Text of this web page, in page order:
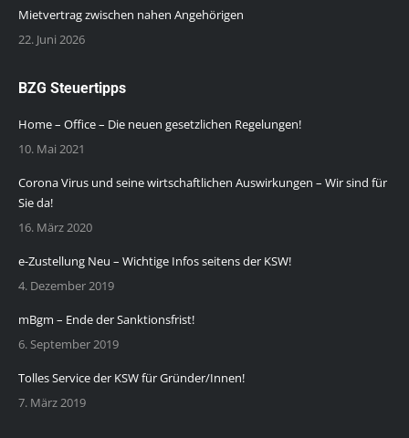
Mietvertrag zwischen nahen Angehörigen
22. Juni 2026
BZG Steuertipps
Home – Office – Die neuen gesetzlichen Regelungen!
10. Mai 2021
Corona Virus und seine wirtschaftlichen Auswirkungen – Wir sind für
Sie da!
16. März 2020
e-Zustellung Neu – Wichtige Infos seitens der KSW!
4. Dezember 2019
mBgm – Ende der Sanktionsfrist!
6. September 2019
Tolles Service der KSW für Gründer/Innen!
7. März 2019